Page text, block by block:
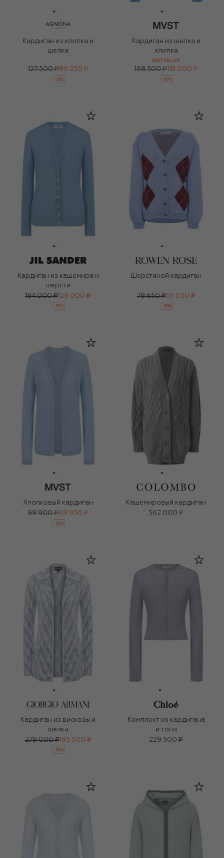
Кардиган из хлопка и
шелка
127 500 ₽89 250 ₽
-30%
Кардиган из шелка и
хлопка
BEST-SELLER
168 500 ₽118 000 ₽
-30%
Кардиган из кашемира и
шерсти
184 000 ₽ 129 000 ₽
-30%
Шерстяной кардиган
78 650 ₽55 050 ₽
-30%
Хлопковый кардиган
99 900 ₽69 950 ₽
-30%
Кашемировый кардиган
562 000 ₽
Кардиган из вискозы и
шелка
279 000 ₽195 500 ₽
-30%
Комплект из кардигана
и топа
229 500 ₽